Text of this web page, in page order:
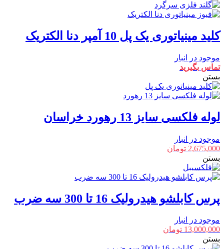
کلید مینیاتوری یک پل 10 آمپر دنا الکتریک
موجود در انبار
تماس بگیرید
بستن
لوله فلکسی سایز 13 رهورد خراسان
موجود در انبار
2,675,000 تومان
بستن
پرس کابلشو هیدرولیک 16 تا 300 سه ضرب
موجود در انبار
13,000,000 تومان
بستن